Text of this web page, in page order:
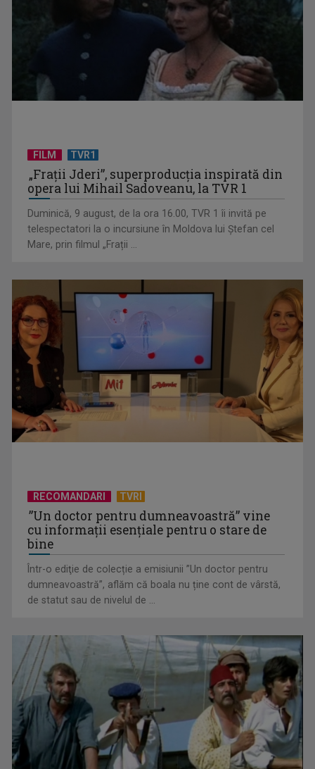
De peste 160 de ani în slujba culturii românești. Povestea
„Societății” din ...
Visul începe la „Vedeta Familiei”! Au început înscrierile
pentru sezonul 9
Octavian Cotescu, în rolul maiorului Vigu, pus să rezolve
misterul unei ...
FILM TVR1
„Frații Jderi”, superproducția inspirată din
opera lui Mihail Sadoveanu, la TVR 1
Duminică, 9 august, de la ora 16.00, TVR 1 îi invită pe
telespectatori la o incursiune în Moldova lui Ștefan cel
Mare, prin filmul „Frații ...
RECOMANDARI TVRI
”Un doctor pentru dumneavoastră” vine
cu informații esențiale pentru o stare de
bine
Într-o ediţie de colecție a emisiunii ”Un doctor pentru
dumneavoastră”, aflăm că boala nu ține cont de vârstă,
de statut sau de nivelul de ...